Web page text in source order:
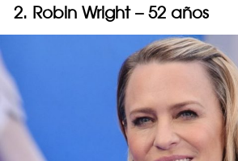
2. Robin Wright – 52 años